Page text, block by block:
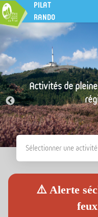
PILAT
RANDO
Activités de
Sélectionner une activité
⚠️ Alerte